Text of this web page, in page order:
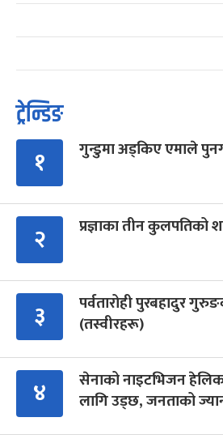
ट्रेन्डिङ
१ गुन्डुमा अड्किए एमाले
२ प्रज्ञाका तीन कुलपतिको
३
पर्वतारोही पुरबहादुर
(तस्वीरहरू)
४
सेनाको नाइटभिजन
लागि उड्छ, जनताको